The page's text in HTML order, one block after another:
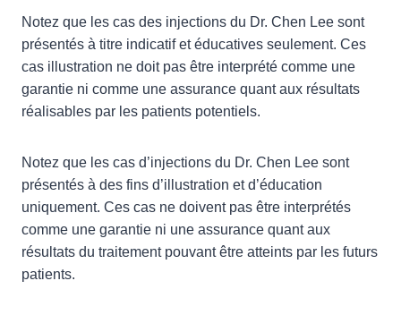
Notez que les cas des injections du Dr. Chen Lee sont
présentés à titre indicatif et éducatives seulement. Ces
cas illustration ne doit pas être interprété comme une
garantie ni comme une assurance quant aux résultats
réalisables par les patients potentiels.
Notez que les cas d’injections du Dr. Chen Lee sont
présentés à des fins d’illustration et d’éducation
uniquement. Ces cas ne doivent pas être interprétés
comme une garantie ni une assurance quant aux
résultats du traitement pouvant être atteints par les futurs
patients.